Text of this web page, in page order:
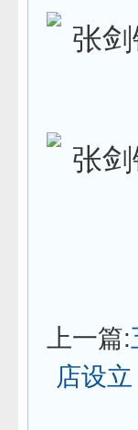
上一篇:
店设立